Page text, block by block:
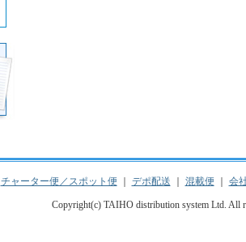
チャーター便／スポット便 デポ配送 混載便 会
Copyright(c) TAIHO distribution system Ltd. All